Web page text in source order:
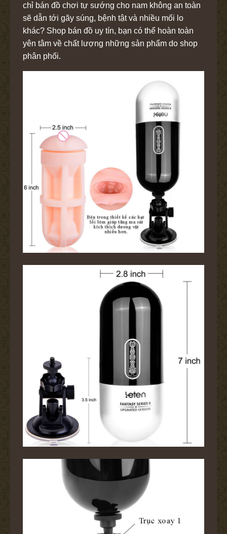
chỉ bán đồ chơi tự sướng cho nam không an toàn
sẽ dẫn tới gãy súng, bệnh tật và nhiều mối lo
khác? Shop bán đồ uy tín, bạn có thể hoàn toàn
yên tâm về chất lượng những sản phẩm do shop
phân phối.